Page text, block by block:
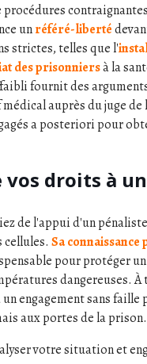
procédures
unréféré-liberté
strictes, telles que l'
des prisonniersà la
fournit des
auprès du juge
a posteriori pour
droits à
de l'appui d'un
cellules.Sa connaissance
pour protéger
dangereuses.
un engagement sans
aux portes de la prison.
votre situation et